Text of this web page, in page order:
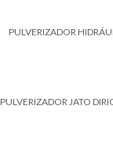
PULVERIZADOR
PULVERIZADOR JATO